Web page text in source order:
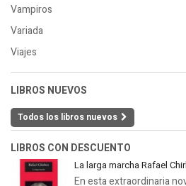
Vampiros
Variada
Viajes
LIBROS NUEVOS
Todos los libros nuevos
LIBROS CON DESCUENTO
La larga marcha Rafael
En esta extraordinaria